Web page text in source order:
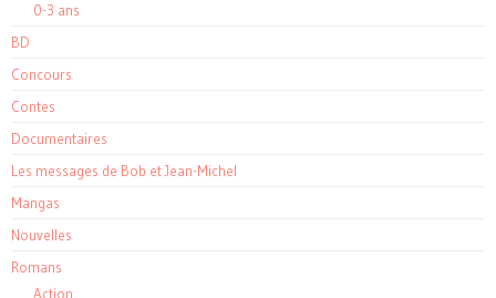
0-3 ans
BD
Concours
Contes
Documentaires
Les messages de Bob et Jean-Michel
Mangas
Nouvelles
Romans
Action